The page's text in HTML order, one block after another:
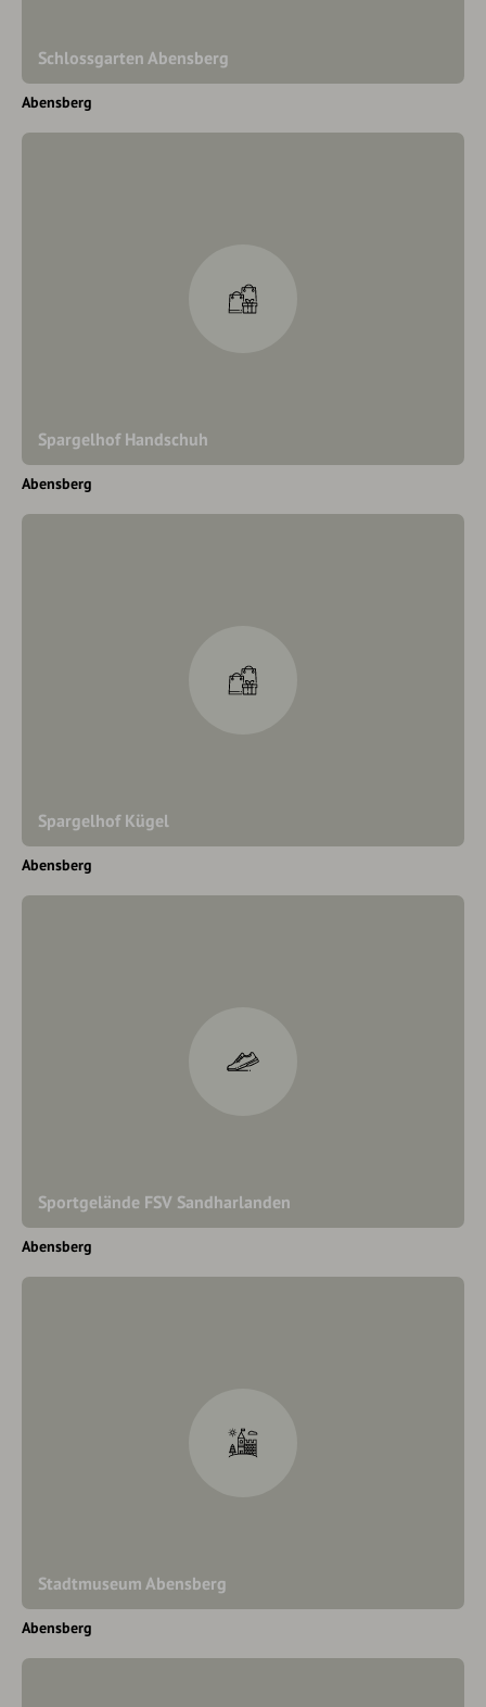
Schlossgarten Abensberg
Abensberg
Spargelhof Handschuh
Abensberg
Spargelhof Kügel
Abensberg
Sportgelände FSV Sandharlanden
Abensberg
Stadtmuseum Abensberg
Abensberg